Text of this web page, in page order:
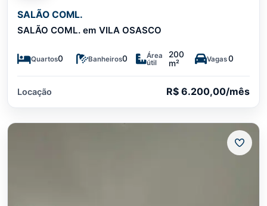
SALÃO COML.
SALÃO COML. em VILA OSASCO
Quartos0 Banheiros0
Área
útil
200
m²
Vagas0
Locação R$ 6.200,00/mês